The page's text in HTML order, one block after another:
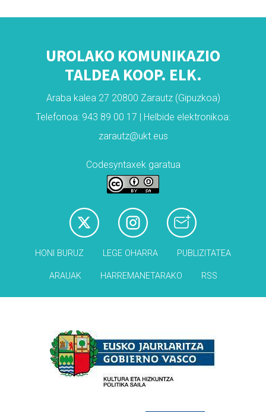
UROLAKO KOMUNIKAZIO
TALDEA KOOP. ELK.
Araba kalea 27 20800 Zarautz (Gipuzkoa)
Telefonoa: 943 89 00 17 | Helbide elektronikoa:
zarautz@ukt.eus
Codesyntaxek garatua
HONI BURUZ LEGE OHARRA PUBLIZITATEA
ARAUAK HARREMANETARAKO RSS